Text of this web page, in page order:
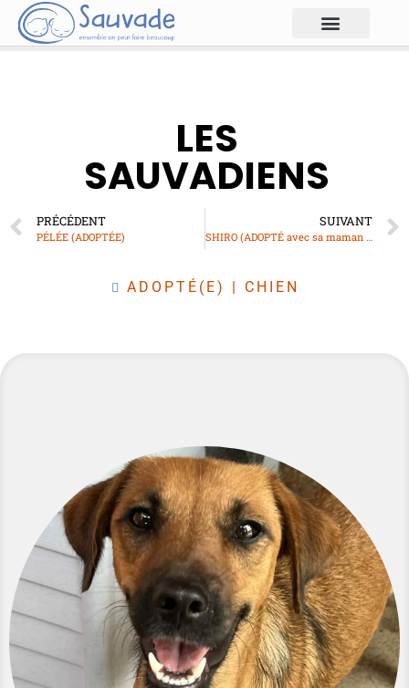
LES
SAUVADIENS
PRÉCÉDENT
PÉLÉE (ADOPTÉE)
SUIVANT
SHIRO (ADOPTÉ avec sa maman JUNA)
ADOPTÉ(E) | CHIEN